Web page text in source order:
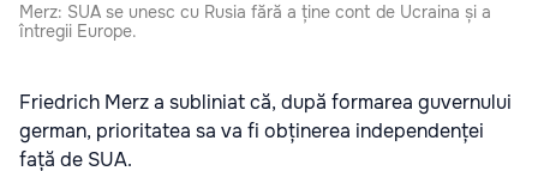
Merz: SUA se unesc cu Rusia fără a ține cont de Ucraina și a
întregii Europe.
Friedrich Merz a subliniat că, după formarea guvernului
german, prioritatea sa va fi obținerea independenței
față de SUA.